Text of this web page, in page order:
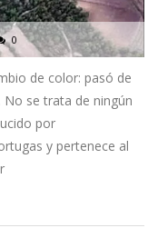
0
de color: pasó de
se trata de ningún
por
y pertenece al